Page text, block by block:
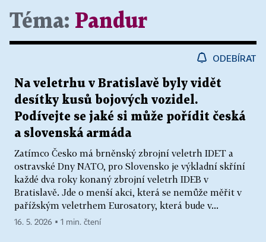
Téma: Pandur
ODEBÍRAT
Na veletrhu v Bratislavě byly vidět
desítky kusů bojových vozidel.
Podívejte se jaké si může pořídit česká
a slovenská armáda
Zatímco Česko má brněnský zbrojní veletrh IDET a
ostravské Dny NATO, pro Slovensko je výkladní skříní
každé dva roky konaný zbrojní veletrh IDEB v
Bratislavě. Jde o menší akci, která se nemůže měřit v
pařížským veletrhem Eurosatory, která bude v...
16. 5. 2026 ▪ 1 min. čtení